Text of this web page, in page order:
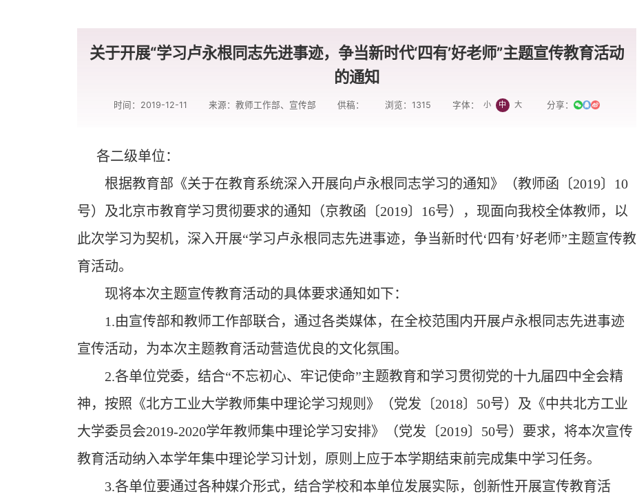
关于开展“学习卢永根同志先进事迹，争当新时代‘四有’好老师”主题宣传教育活动
的通知
时间：2019-12-11 来源：教师工作部、宣传部 供稿： 浏览：1315 字体： 小 中 大 分享：
各二级单位：
根据教育部《关于在教育系统深入开展向卢永根同志学习的通知》（教师函〔2019〕10
号）及北京市教育学习贯彻要求的通知（京教函〔2019〕16号），现面向我校全体教师，以
此次学习为契机，深入开展“学习卢永根同志先进事迹，争当新时代‘四有’好老师”主题宣传教
育活动。
现将本次主题宣传教育活动的具体要求通知如下：
1.由宣传部和教师工作部联合，通过各类媒体，在全校范围内开展卢永根同志先进事迹
宣传活动，为本次主题教育活动营造优良的文化氛围。
2.各单位党委，结合“不忘初心、牢记使命”主题教育和学习贯彻党的十九届四中全会精
神，按照《北方工业大学教师集中理论学习规则》（党发〔2018〕50号）及《中共北方工业
大学委员会2019-2020学年教师集中理论学习安排》（党发〔2019〕50号）要求，将本次宣传
教育活动纳入本学年集中理论学习计划，原则上应于本学期结束前完成集中学习任务。
3.各单位要通过各种媒介形式，结合学校和本单位发展实际，创新性开展宣传教育活